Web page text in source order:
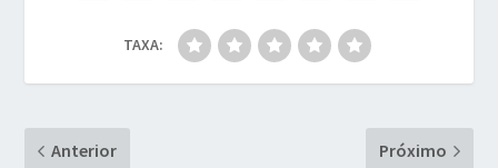
TAXA:
Anterior Próximo